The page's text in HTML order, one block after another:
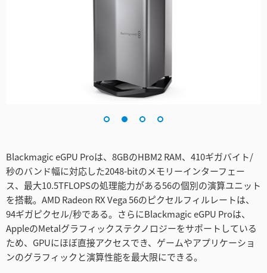
United Kingdom
United States
Blackmagic eGPU Proは、8GBのHBM2 RAM、410ギガバイト/
秒のバンド幅に対応した2048-bitのメモリーインターフェー
ス、最大10.5TFLOPSの処理能力がある56の個別の演算ユニット
を搭載。AMD Radeon RX Vega 56のピクセルフィルレートは、
94ギガピクセル/秒である。さらにBlackmagic eGPU Proは、
AppleのMetalグラフィックステクノロジーをサポートしている
ため、GPUにほぼ直接アクセスでき、ゲームやアプリケーショ
ンのグラフィックと演算性能を最大限にできる。